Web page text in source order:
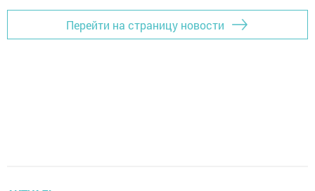
Перейти на страницу новости